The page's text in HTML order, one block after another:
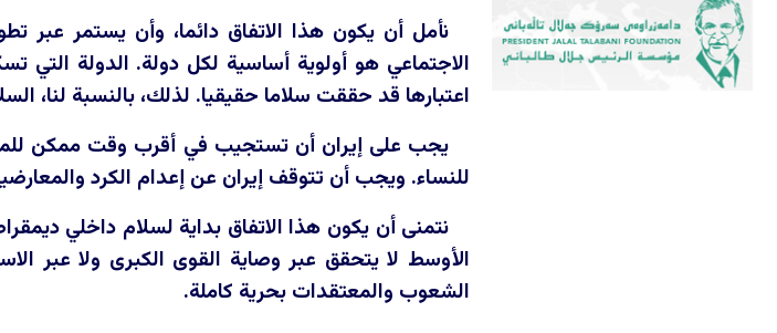
نأمل أن يكون هذا الاتفاق دائما، وأن يستمر عبر
الاجتماعي هو أولوية أساسية لكل دولة. الدولة
اعتبارها قد حققت سلاما حقيقيا. لذلك، بالنسبة لنا،
يجب على إيران أن تستجيب في أقرب وقت ممكن
للنساء. ويجب أن تتوقف إيران عن إعدام الكرد
نتمنى أن يكون هذا الاتفاق بداية لسلام داخلي
الأوسط لا يتحقق عبر وصاية القوى الكبرى ولا عبر
الشعوب والمعتقدات بحرية كاملة.